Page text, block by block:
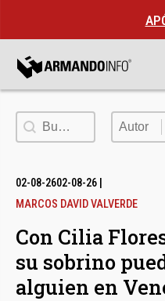
Buscar Autor
Autor
02-08-2602-08-26
MARCOS DAVID VALVERDE
Con Cilia
su sobrino
alguien en